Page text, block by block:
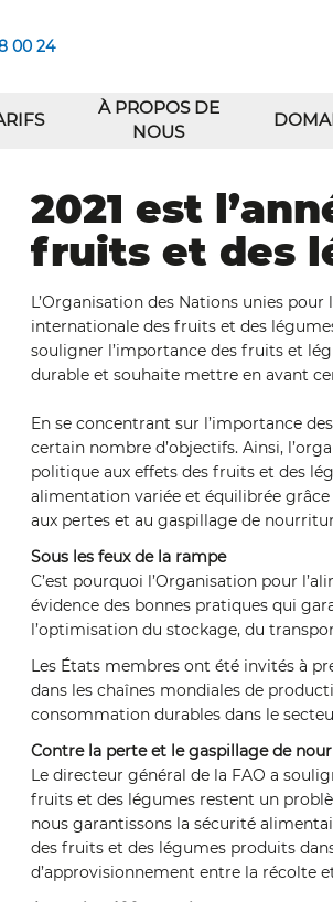
00 24
À PROPOS DE
NOUS
2021 est
fruits et des
L’Organisation des Nations unies
internationale des fruits et des
souligner l’importance des fruits et
durable et souhaite mettre en avant
En se concentrant sur l’importance
certain nombre d’objectifs. Ainsi,
politique aux effets des fruits et des
alimentation variée et équilibrée
aux pertes et au gaspillage de
Sous les feux de la rampe
C’est pourquoi l’Organisation pour
évidence des bonnes pratiques qui
l’optimisation du stockage, du
Les États membres ont été invités à
dans les chaînes mondiales de
consommation durables dans le
Contre la perte et le gaspillage de
Le directeur général de la FAO a
fruits et des légumes restent un
nous garantissons la sécurité
des fruits et des légumes produits
d’approvisionnement entre la récolte